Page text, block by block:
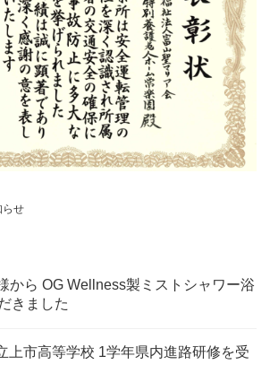
らせ
から OG Wellness製ミストシャワー浴
きました
上市高等学校 1学年県内進路研修を受